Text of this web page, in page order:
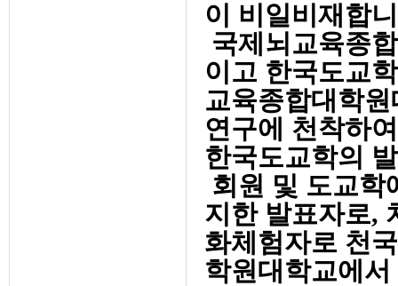
이 비일비재합
국제뇌교육종
이고 한국도교
교육종합대학
연구에 천착하
한국도교학의
회원 및 도교학
지한 발표자로,
화체험자로 천
학원대학교에